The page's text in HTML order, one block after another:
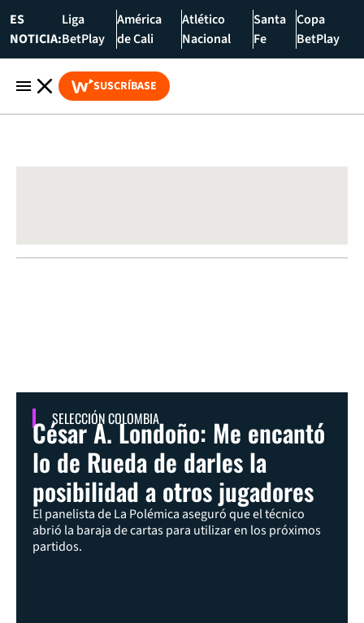
ES
NOTICIA:
Liga
BetPlay
América
de Cali
Atlético
Nacional
Santa
Fe
Copa
BetPlay
SUSCRÍBASE
SELECCIÓN COLOMBIA
César A. Londoño: Me encantó
lo de Rueda de darles la
posibilidad a otros jugadores
El panelista de La Polémica aseguró que el técnico
abrió la baraja de cartas para utilizar en los próximos
partidos.